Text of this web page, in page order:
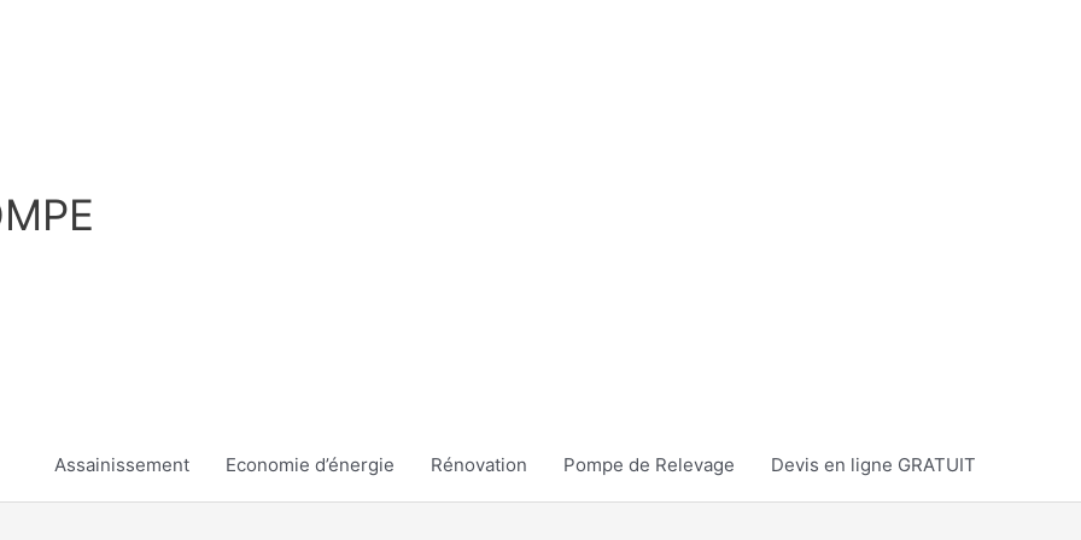
Assainissement Economie d’énergie Rénovation Pompe de Relevage Devis en ligne GRATUIT